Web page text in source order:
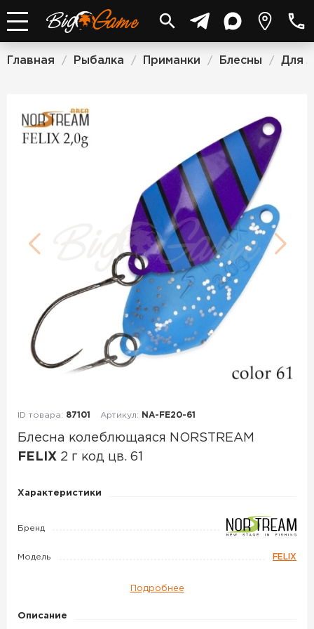
Главная / Рыбалка / Приманки / Блесны / Для
ID товара: 87101 Артикул: NA-FE20-61
Блесна колеблющаяся NORSTREAM
FELIX 2 г код цв. 61
Блесна
NORSTREAM
2
цв.
Характеристики
Бренд
Модель FELIX
Подробнее
Описание